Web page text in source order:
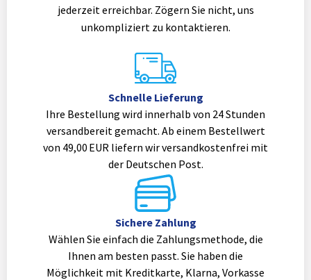
jederzeit erreichbar. Zögern Sie nicht, uns
unkompliziert zu kontaktieren.
Schnelle Lieferung
Ihre Bestellung wird innerhalb von 24 Stunden
versandbereit gemacht. Ab einem Bestellwert
von 49,00 EUR liefern wir versandkostenfrei mit
der Deutschen Post.
Sichere Zahlung
Wählen Sie einfach die Zahlungsmethode, die
Ihnen am besten passt. Sie haben die
Möglichkeit mit Kreditkarte, Klarna, Vorkasse